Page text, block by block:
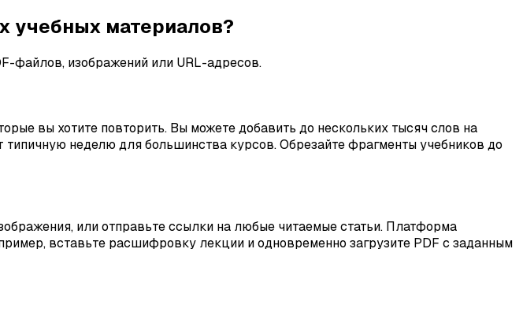
учебных материалов?
файлов, изображений или URL-адресов.
вы хотите повторить. Вы можете добавить до нескольких тысяч слов на
неделю для большинства курсов. Обрезайте фрагменты учебников до
или отправьте ссылки на любые читаемые статьи. Платформа
вставьте расшифровку лекции и одновременно загрузите PDF с заданным